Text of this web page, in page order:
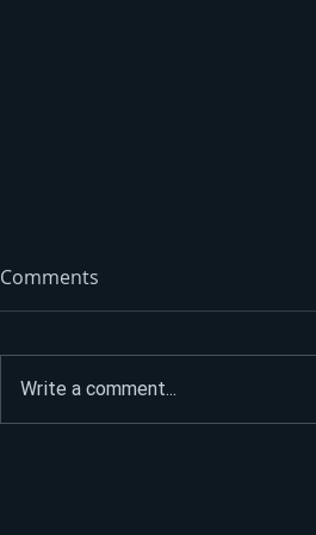
Comments
Write a comment...